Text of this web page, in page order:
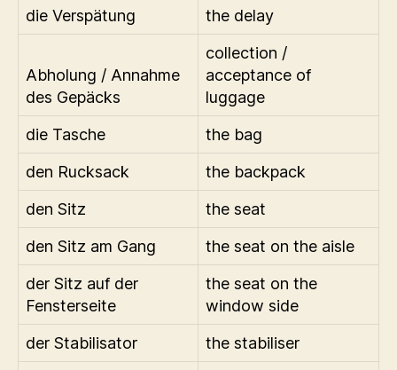
die Verspätung
the delay
Abholung / Annahme
des Gepäcks
collection /
acceptance of
luggage
die Tasche
the bag
den Rucksack
the backpack
den Sitz
the seat
den Sitz am Gang
the seat on the aisle
der Sitz auf der
Fensterseite
the seat on the
window side
der Stabilisator
the stabiliser